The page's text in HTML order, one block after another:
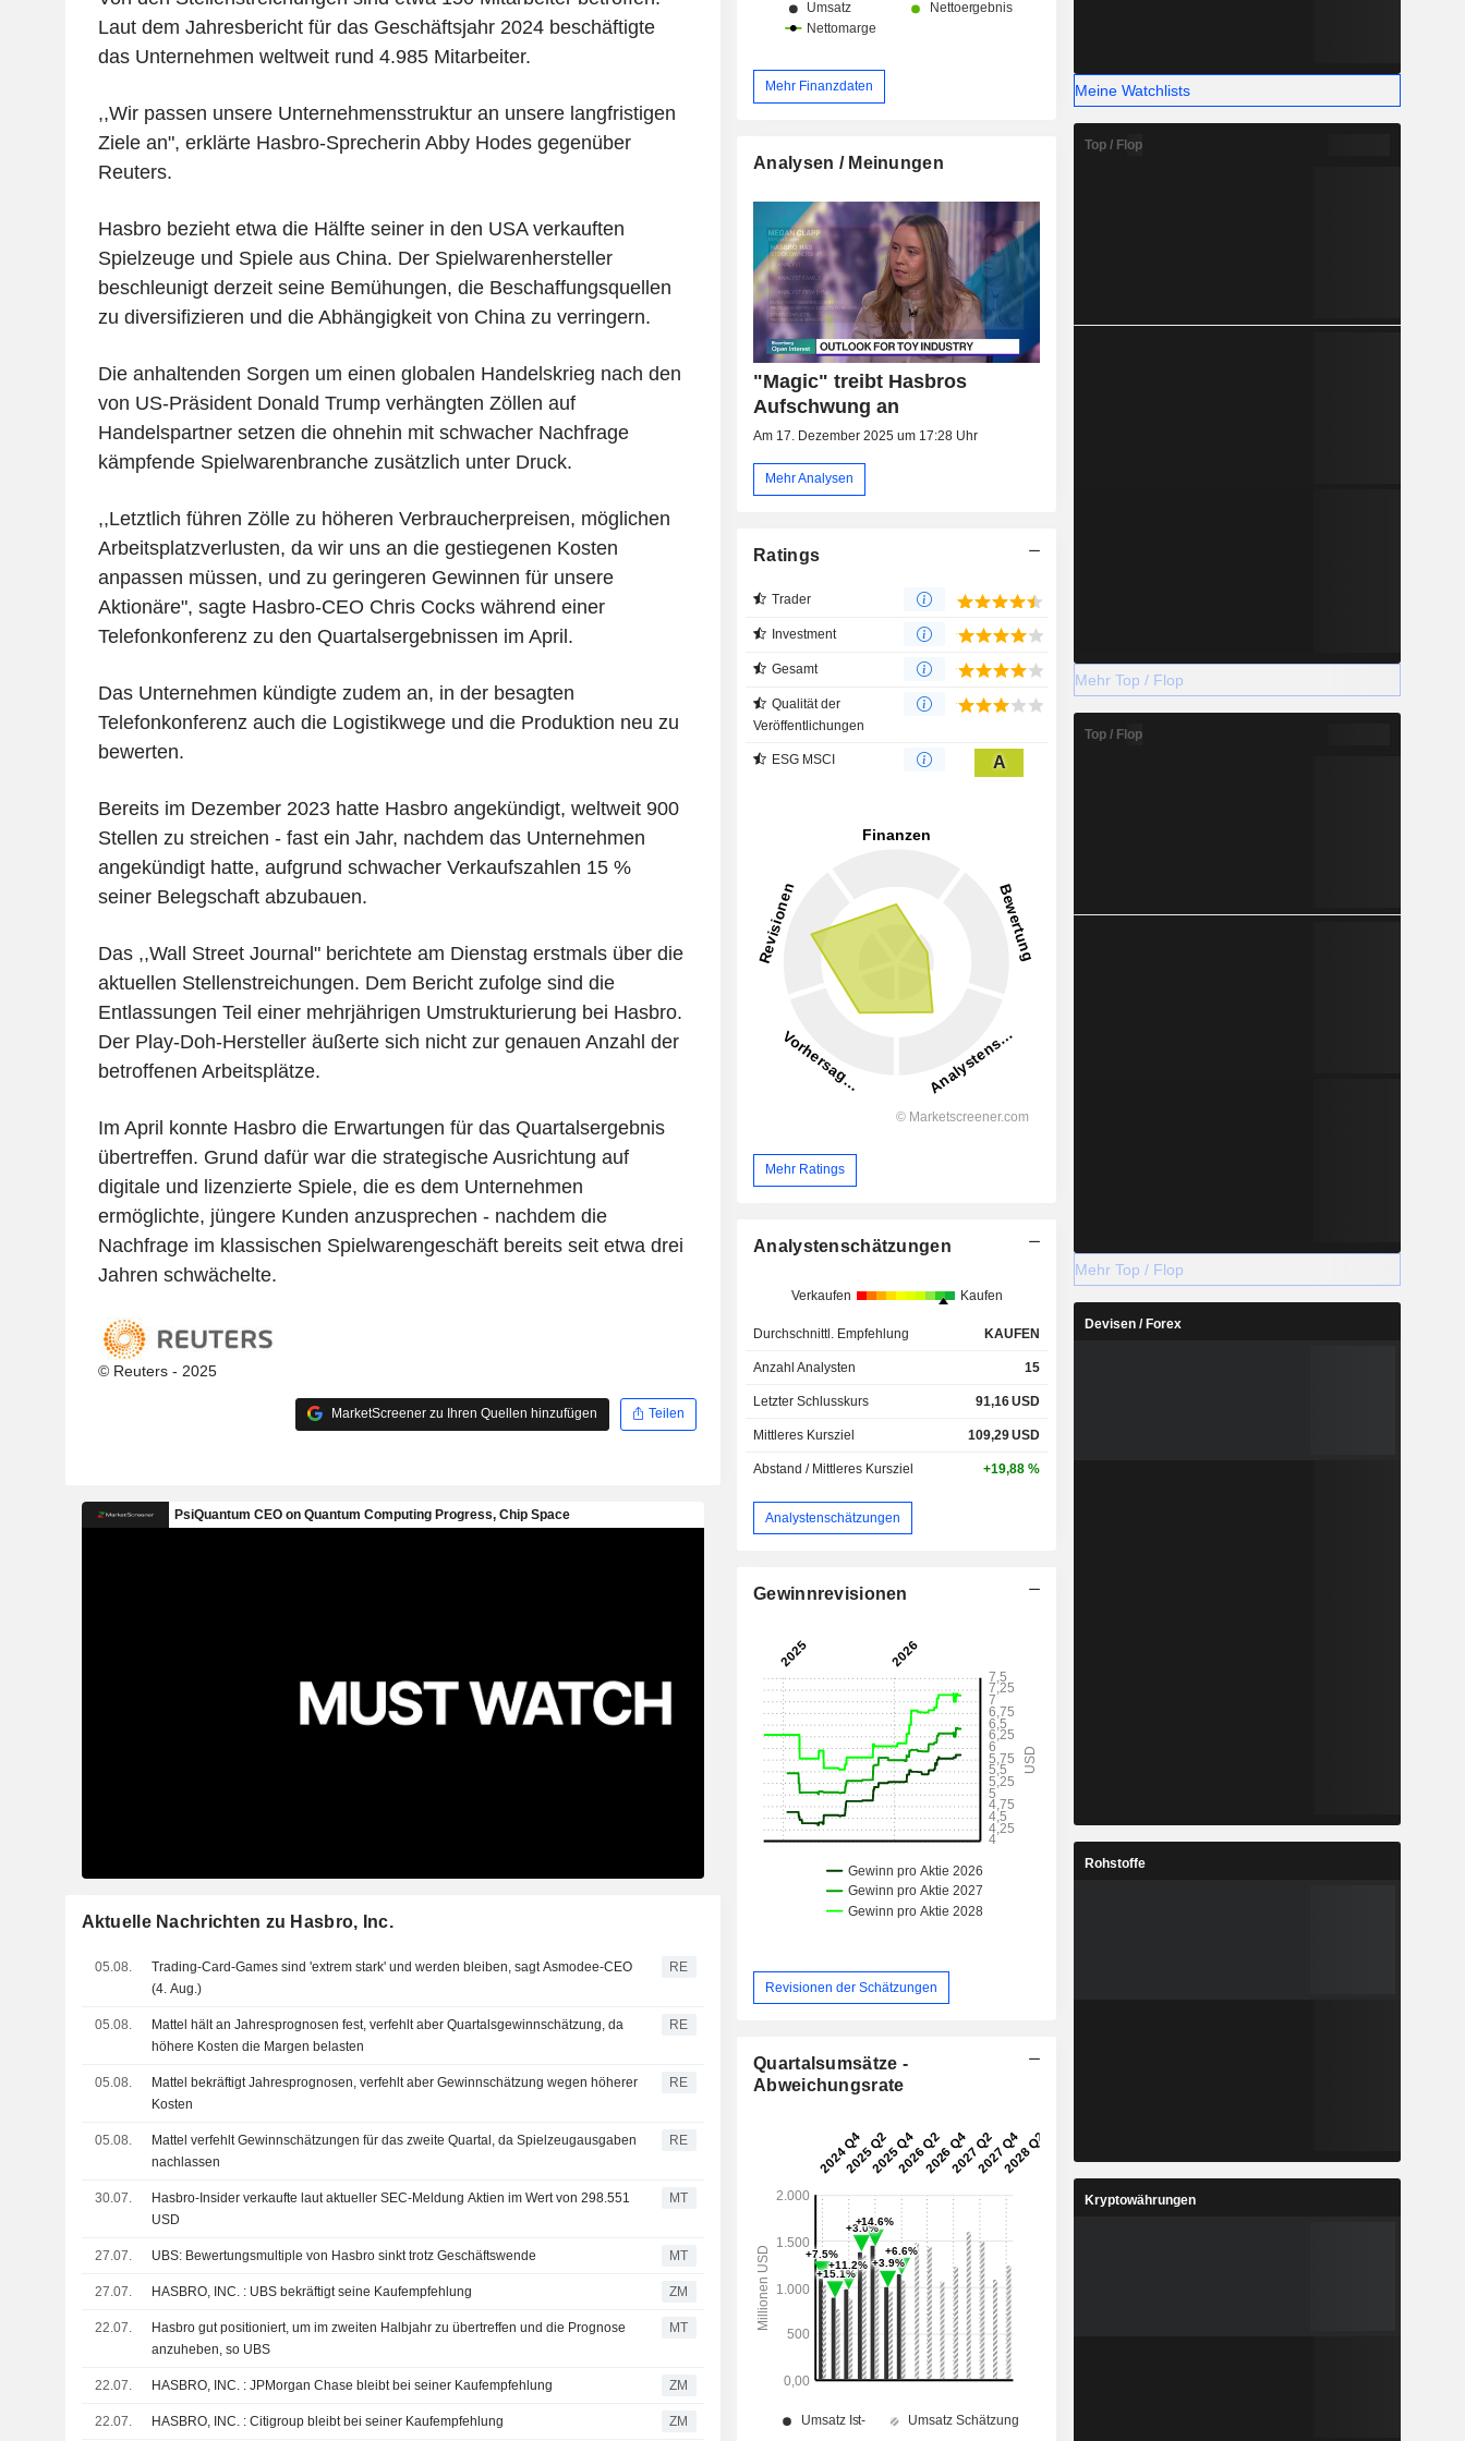
Laut dem Jahresbericht für das Geschäftsjahr 2024 beschäftigte
das Unternehmen weltweit rund 4.985 Mitarbeiter.
,,Wir passen unsere Unternehmensstruktur an unsere langfristigen
Ziele an", erklärte Hasbro-Sprecherin Abby Hodes gegenüber
Reuters.
Hasbro bezieht etwa die Hälfte seiner in den USA verkauften
Spielzeuge und Spiele aus China. Der Spielwarenhersteller
beschleunigt derzeit seine Bemühungen, die Beschaffungsquellen
zu diversifizieren und die Abhängigkeit von China zu verringern.
Die anhaltenden Sorgen um einen globalen Handelskrieg nach den
von US-Präsident Donald Trump verhängten Zöllen auf
Handelspartner setzen die ohnehin mit schwacher Nachfrage
kämpfende Spielwarenbranche zusätzlich unter Druck.
,,Letztlich führen Zölle zu höheren Verbraucherpreisen, möglichen
Arbeitsplatzverlusten, da wir uns an die gestiegenen Kosten
anpassen müssen, und zu geringeren Gewinnen für unsere
Aktionäre", sagte Hasbro-CEO Chris Cocks während einer
Telefonkonferenz zu den Quartalsergebnissen im April.
Das Unternehmen kündigte zudem an, in der besagten
Telefonkonferenz auch die Logistikwege und die Produktion neu zu
bewerten.
Bereits im Dezember 2023 hatte Hasbro angekündigt, weltweit 900
Stellen zu streichen - fast ein Jahr, nachdem das Unternehmen
angekündigt hatte, aufgrund schwacher Verkaufszahlen 15 %
seiner Belegschaft abzubauen.
Das ,,Wall Street Journal" berichtete am Dienstag erstmals über die
aktuellen Stellenstreichungen. Dem Bericht zufolge sind die
Entlassungen Teil einer mehrjährigen Umstrukturierung bei Hasbro.
Der Play-Doh-Hersteller äußerte sich nicht zur genauen Anzahl der
betroffenen Arbeitsplätze.
Im April konnte Hasbro die Erwartungen für das Quartalsergebnis
übertreffen. Grund dafür war die strategische Ausrichtung auf
digitale und lizenzierte Spiele, die es dem Unternehmen
ermöglichte, jüngere Kunden anzusprechen - nachdem die
Nachfrage im klassischen Spielwarengeschäft bereits seit etwa drei
Jahren schwächelte.
© Reuters - 2025
MarketScreener zu Ihren Quellen hinzufügen Teilen
Aktuelle Nachrichten zu Hasbro, Inc.
05.08.
Trading-Card-Games sind 'extrem stark' und werden bleiben, sagt Asmodee-CEO
(4. Aug.)
RE
05.08.
Mattel hält an Jahresprognosen fest, verfehlt aber Quartalsgewinnschätzung, da
höhere Kosten die Margen belasten
RE
05.08.
Mattel bekräftigt Jahresprognosen, verfehlt aber Gewinnschätzung wegen höherer
Kosten
RE
05.08.
Mattel verfehlt Gewinnschätzungen für das zweite Quartal, da Spielzeugausgaben
nachlassen
RE
30.07.
Hasbro-Insider verkaufte laut aktueller SEC-Meldung Aktien im Wert von 298.551
USD
MT
27.07. UBS: Bewertungsmultiple von Hasbro sinkt trotz Geschäftswende MT
27.07. HASBRO, INC. : UBS bekräftigt seine Kaufempfehlung ZM
22.07.
Hasbro gut positioniert, um im zweiten Halbjahr zu übertreffen und die Prognose
anzuheben, so UBS
MT
22.07. HASBRO, INC. : JPMorgan Chase bleibt bei seiner Kaufempfehlung ZM
22.07. HASBRO, INC. : Citigroup bleibt bei seiner Kaufempfehlung ZM
Mehr Finanzdaten
Analysen / Meinungen
"Magic" treibt Hasbros
Aufschwung an
Am 17. Dezember 2025 um 17:28 Uhr
Mehr Analysen
Ratings
Trader
Investment
Gesamt
Qualität der
Veröffentlichungen
ESG MSCI A
Mehr Ratings
Analystenschätzungen
Verkaufen Kaufen
Durchschnittl. Empfehlung KAUFEN
Anzahl Analysten 15
Letzter Schlusskurs 91,16USD
Mittleres Kursziel 109,29USD
Abstand / Mittleres Kursziel +19,88 %
Analystenschätzungen
Gewinnrevisionen
Revisionen der Schätzungen
Quartalsumsätze -
Abweichungsrate
Meine Watchlists
Top / Flop
Mehr Top / Flop
Top / Flop
Mehr Top / Flop
Devisen / Forex
Rohstoffe
Kryptowährungen